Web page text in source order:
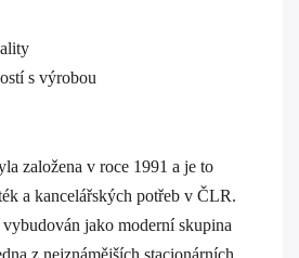
s výrobou
založena v roce 1991 a je to
a kancelářských potřeb v ČLR.
jako moderní skupina
z nejznámějších stacionárních